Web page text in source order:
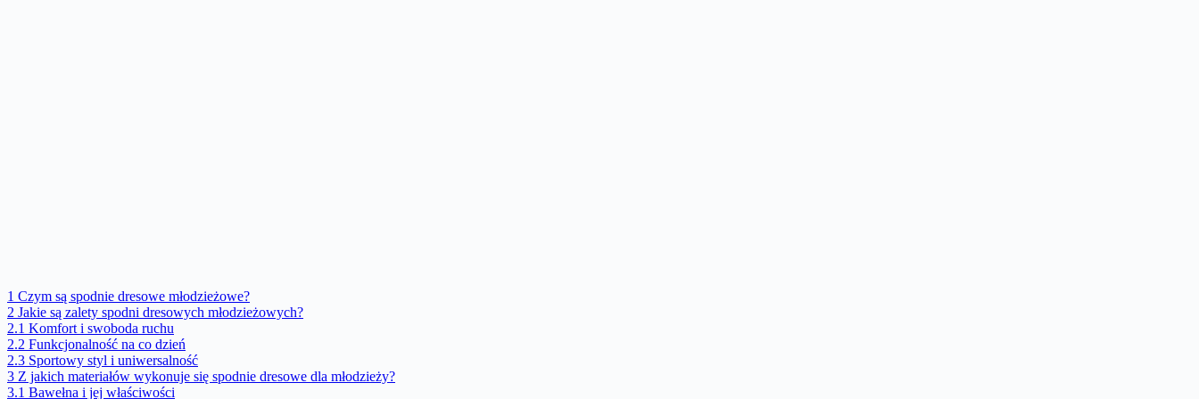
1 Czym są spodnie dresowe młodzieżowe?
2 Jakie są zalety spodni dresowych młodzieżowych?
2.1 Komfort i swoboda ruchu
2.2 Funkcjonalność na co dzień
2.3 Sportowy styl i uniwersalność
3 Z jakich materiałów wykonuje się spodnie dresowe dla młodzieży?
3.1 Bawełna i jej właściwości